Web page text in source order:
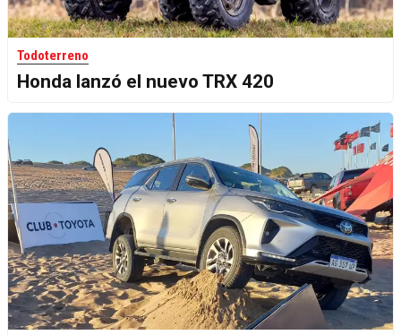
Todoterreno
Honda lanzó el nuevo TRX 420